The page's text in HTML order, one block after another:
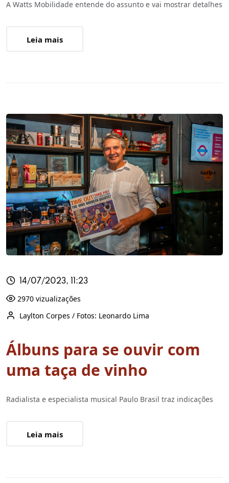
A Watts Mobilidade entende do assunto e vai mostrar detalhes
Leia mais
14/07/2023, 11:23
2970 vizualizações
Laylton Corpes / Fotos: Leonardo Lima
Álbuns para se ouvir com
uma taça de vinho
Radialista e especialista musical Paulo Brasil traz indicações
Leia mais